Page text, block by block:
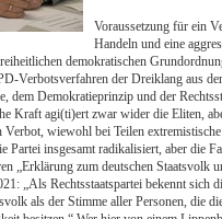
Voraussetzung für ein
Handeln und eine
demokratischen
Verbotsverfahren der Dreiklang aus
dem Demokratieprinzip und der
Kraft agi(ti)ert zwar wider die Eliten,
wiewohl bei Teilen
Partei insgesamt radikalisiert, aber die
„Erklärung zum deutschen Staatsvolk
„Als Rechtsstaatspartei bekennt sich
als der Stimme aller Personen, die